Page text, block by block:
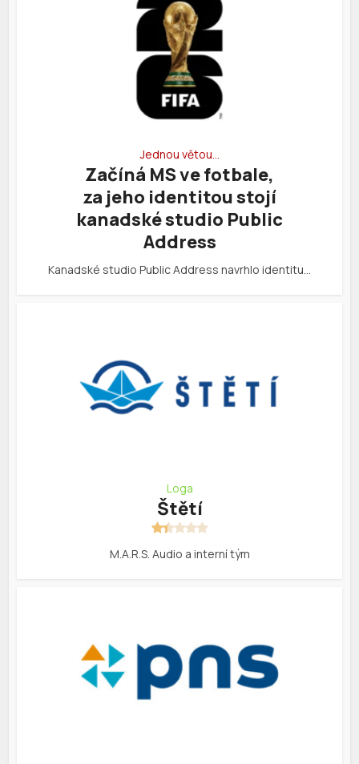
Jednou větou…
Začíná MS ve fotbale,
za jeho identitou stojí
kanadské studio Public
Address
Kanadské studio Public Address navrhlo identitu…
Loga
Štětí
M.A.R.S. Audio a interní tým